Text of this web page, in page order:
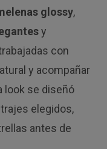
glossy,
y
con
y acompañar
look se diseñó
elegidos,
antes de